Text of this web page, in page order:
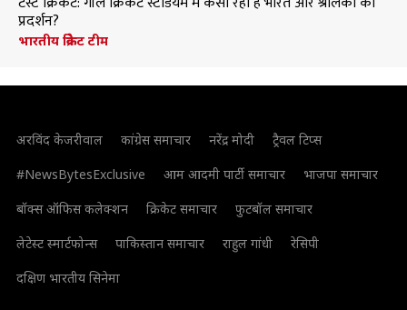
प्रदर्शन?
भारतीय क्रिकेट टीम
अरविंद केजरीवाल कांग्रेस समाचार नरेंद्र मोदी
ट्रैवल टिप्स
#NewsBytesExclusive
आम आदमी पार्टी समाचार
भाजपा समाचार
बॉक्स ऑफिस कलेक्शन
क्रिकेट समाचार
फुटबॉल समाचार
लेटेस्ट स्मार्टफोन्स
पाकिस्तान समाचार राहुल गांधी
रेसिपी
दक्षिण भारतीय सिनेमा